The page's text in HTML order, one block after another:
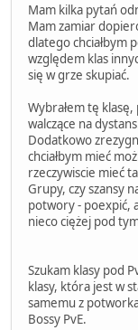
Mam kilka pytań
Mam zamiar
dlatego chciałbym
względem klas
się w grze skupiać.
Wybrałem tę
walczące na
Dodatkowo
chciałbym mieć
rzeczywiscie mieć
Grupy, czy szansy
potwory - poexpić,
nieco ciężej pod
Szukam klasy pod
klasy, która jest w
samemu z
Bossy PvE.